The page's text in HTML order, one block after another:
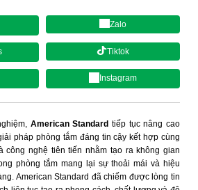
Zalo
Tiktok
Instagram
American Standard tiếp tục nâng cao
pháp phòng tắm đáng tin cậy kết hợp cùng
công nghệ tiên tiến nhằm tạo ra không gian
phòng tắm mang lại sự thoải mái và hiệu
American Standard đã chiếm được lòng tin